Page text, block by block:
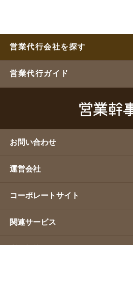
営業代行会社を探す
営業代行ガイド
お問い合わせ
運営会社
コーポレートサイト
関連サービス